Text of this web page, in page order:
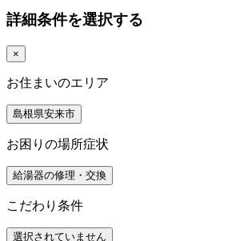
詳細条件を選択する
×
お住まいのエリア
島根県安来市
お困りの場所症状
給湯器の修理・交換
こだわり条件
選択されていません